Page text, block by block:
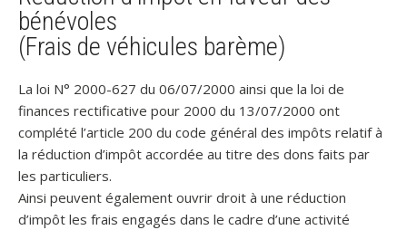
bénévoles
(Frais de véhicules barème)
La loi N° 2000-627 du 06/07/2000 ainsi que la loi de
finances rectificative pour 2000 du 13/07/2000 ont
complété l’article 200 du code général des impôts relatif à
la réduction d’impôt accordée au titre des dons faits par
les particuliers.
Ainsi peuvent également ouvrir droit à une réduction
d’impôt les frais engagés dans le cadre d’une activité